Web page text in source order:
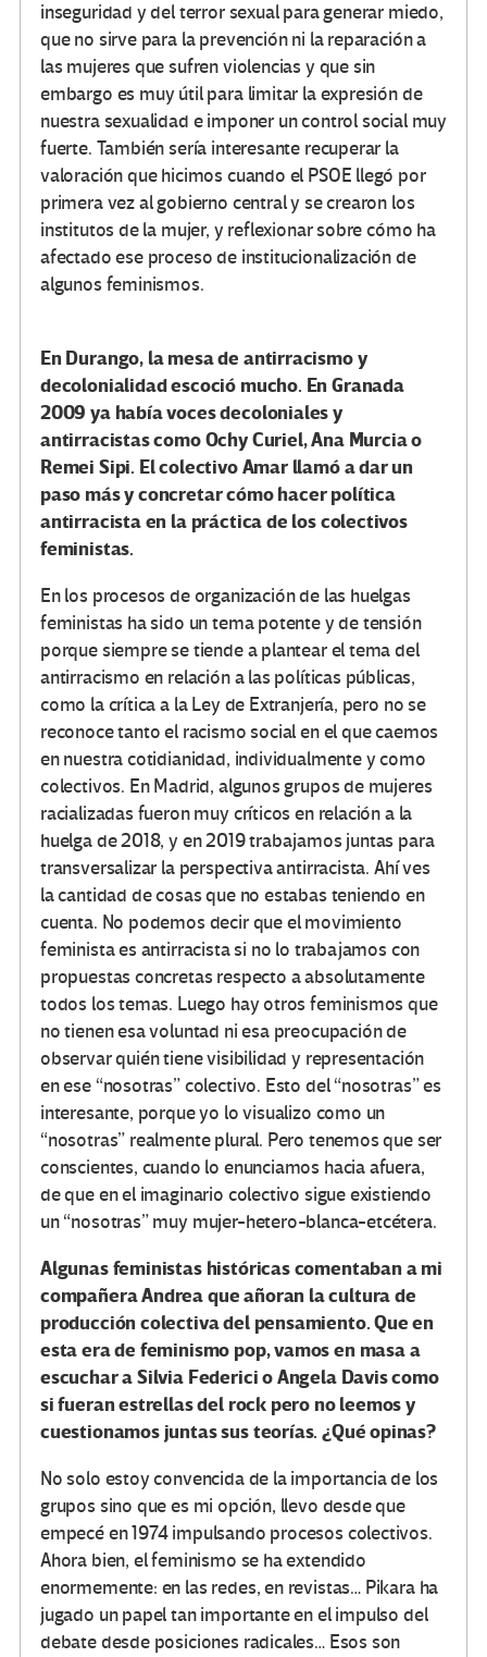
inseguridad y del terror sexual para generar miedo,
que no sirve para la prevención ni la reparación a
las mujeres que sufren violencias y que sin
embargo es muy útil para limitar la expresión de
nuestra sexualidad e imponer un control social muy
fuerte. También sería interesante recuperar la
valoración que hicimos cuando el PSOE llegó por
primera vez al gobierno central y se crearon los
institutos de la mujer, y reflexionar sobre cómo ha
afectado ese proceso de institucionalización de
algunos feminismos.
En Durango, la mesa de antirracismo y
decolonialidad escoció mucho. En Granada
2009 ya había voces decoloniales y
antirracistas como Ochy Curiel, Ana Murcia o
Remei Sipi. El colectivo Amar llamó a dar un
paso más y concretar cómo hacer política
antirracista en la práctica de los colectivos
feministas.
En los procesos de organización de las huelgas
feministas ha sido un tema potente y de tensión
porque siempre se tiende a plantear el tema del
antirracismo en relación a las políticas públicas,
como la crítica a la Ley de Extranjería, pero no se
reconoce tanto el racismo social en el que caemos
en nuestra cotidianidad, individualmente y como
colectivos. En Madrid, algunos grupos de mujeres
racializadas fueron muy críticos en relación a la
huelga de 2018, y en 2019 trabajamos juntas para
transversalizar la perspectiva antirracista. Ahí ves
la cantidad de cosas que no estabas teniendo en
cuenta. No podemos decir que el movimiento
feminista es antirracista si no lo trabajamos con
propuestas concretas respecto a absolutamente
todos los temas. Luego hay otros feminismos que
no tienen esa voluntad ni esa preocupación de
observar quién tiene visibilidad y representación
en ese “nosotras” colectivo. Esto del “nosotras” es
interesante, porque yo lo visualizo como un
“nosotras” realmente plural. Pero tenemos que ser
conscientes, cuando lo enunciamos hacia afuera,
de que en el imaginario colectivo sigue existiendo
un “nosotras” muy mujer-hetero-blanca-etcétera.
Algunas feministas históricas comentaban a mi
compañera Andrea que añoran la cultura de
producción colectiva del pensamiento. Que en
esta era de feminismo pop, vamos en masa a
escuchar a Silvia Federici o Angela Davis como
si fueran estrellas del rock pero no leemos y
cuestionamos juntas sus teorías. ¿Qué opinas?
No solo estoy convencida de la importancia de los
grupos sino que es mi opción, llevo desde que
empecé en 1974 impulsando procesos colectivos.
Ahora bien, el feminismo se ha extendido
enormemente: en las redes, en revistas… Pikara ha
jugado un papel tan importante en el impulso del
debate desde posiciones radicales… Esos son